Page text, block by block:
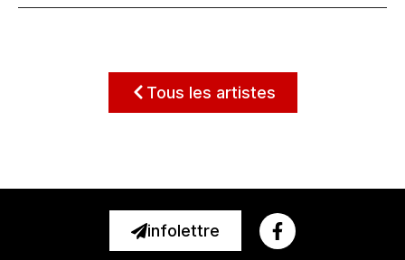
Tous les artistes
infolettre